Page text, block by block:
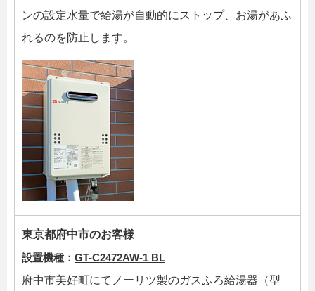
ンの設定水量で給湯が自動的にストップ、お湯があふ
れるのを防止します。
東京都府中市のお客様
設置機種： GT-C2472AW-1 BL
府中市美好町にてノーリツ製のガスふろ給湯器（型